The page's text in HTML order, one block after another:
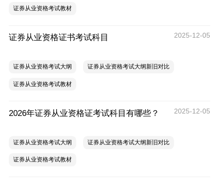
证券从业资格考试教材
证券从业资格证书考试科目 2025-12-05
证券从业资格考试大纲 证券从业资格考试大纲新旧对比
证券从业资格考试教材
2026年证券从业资格证考试科目有哪些？ 2025-12-05
证券从业资格考试大纲 证券从业资格考试大纲新旧对比
证券从业资格考试教材